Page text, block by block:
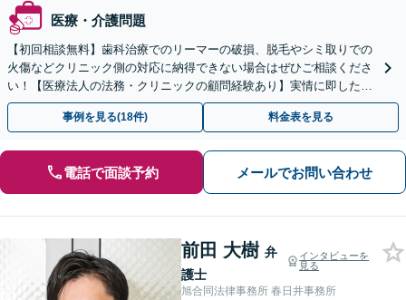
医療・介護問題
【初回相談無料】歯科治療でのリーマーの破損、脱毛やシミ取りでの
火傷などクリニック側の対応に納得できない場合はぜひご相談くださ
い！【医療法人の法務・クリニックの顧問経験あり】実情に即したア
ドバイスで、納得のできるトラブルの解決を目指します。
事例を見る(18件) 料金表を見る
電話で面談予約 メールでお問い合わせ
前田 大樹 弁
護士
インタビューを
見る
旭合同法律事務所 春日井事務所